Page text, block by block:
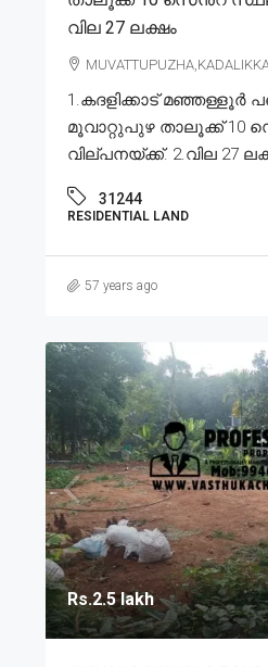
വില 27 ലക്ഷം
1.കദളിക്കാട് മഞ്ഞള്ളൂർ
മൂവാറ്റുപുഴ താലൂക്ക് 10
വില്പനയ്ക്ക്. 2.വില 27
31244
RESIDENTIAL LAND
57 years ago
Rs.2.5 lakh